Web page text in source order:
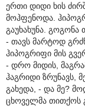
ერთი დიდი ხის
მოჰფენოდა.
გაუხახუნა. გოგონა
- თავს მარტოდ
ჰიპოგრიფი მის
- დრო მიდის,
ჰაგრიდი ზრუნავს,
გახედა, - და მე?
ცხოველმა თითქოს